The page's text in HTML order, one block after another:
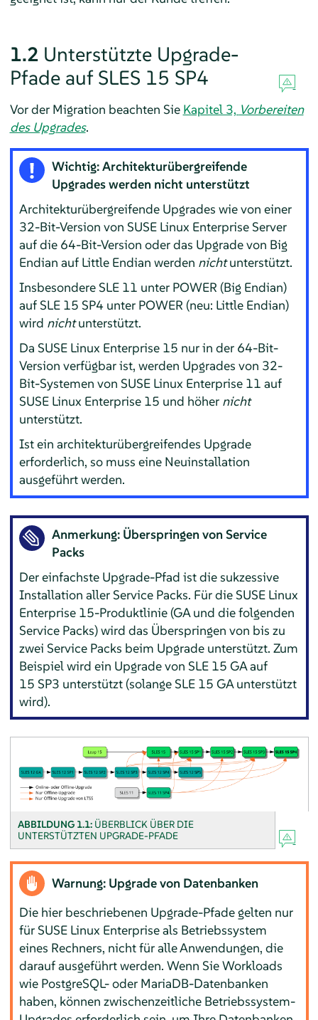
1.2 Unterstützte Upgrade-
Pfade auf SLES 15 SP4
Vor der Migration beachten Sie Kapitel 3, Vorbereiten
des Upgrades.
Wichtig: Architekturübergreifende
Upgrades werden nicht unterstützt
Architekturübergreifende Upgrades wie von einer
32-Bit-Version von SUSE Linux Enterprise Server
auf die 64-Bit-Version oder das Upgrade von Big
Endian auf Little Endian werden nichtunterstützt.
Insbesondere SLE 11 unter POWER (Big Endian)
auf SLE 15 SP4 unter POWER (neu: Little Endian)
wird nichtunterstützt.
Da SUSE Linux Enterprise 15 nur in der 64-Bit-
Version verfügbar ist, werden Upgrades von 32-
Bit-Systemen von SUSE Linux Enterprise 11 auf
SUSE Linux Enterprise 15 und höher nicht
unterstützt.
Ist ein architekturübergreifendes Upgrade
erforderlich, so muss eine Neuinstallation
ausgeführt werden.
Anmerkung: Überspringen von Service
Packs
Der einfachste Upgrade-Pfad ist die sukzessive
Installation aller Service Packs. Für die SUSE Linux
Enterprise 15-Produktlinie (GA und die folgenden
Service Packs) wird das Überspringen von bis zu
zwei Service Packs beim Upgrade unterstützt. Zum
Beispiel wird ein Upgrade von SLE 15 GA auf
15 SP3 unterstützt (solange SLE 15 GA unterstützt
wird).
ABBILDUNG 1.1: ÜBERBLICK ÜBER DIE
UNTERSTÜTZTEN UPGRADE-PFADE
Warnung: Upgrade von Datenbanken
Die hier beschriebenen Upgrade-Pfade gelten nur
für SUSE Linux Enterprise als Betriebssystem
eines Rechners, nicht für alle Anwendungen, die
darauf ausgeführt werden. Wenn Sie Workloads
wie PostgreSQL- oder MariaDB-Datenbanken
haben, können zwischenzeitliche Betriebssystem-